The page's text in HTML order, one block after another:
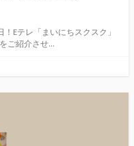
Eテレ「まいにちスクスク」
ご紹介させ...